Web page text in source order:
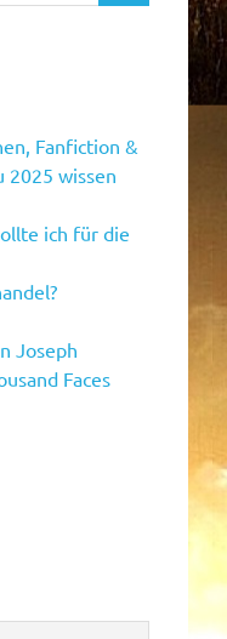
Fanfiction &
2025 wissen
ich für die
Joseph
Faces